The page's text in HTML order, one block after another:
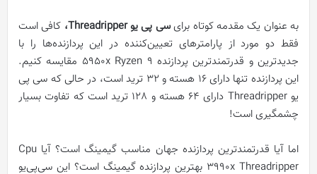
به عنوان یک مقدمه کوتاه برایسی پی یوThreadripper، کافی است
فقط دو مورد از پارامترهای تعیین‌کننده در این پردازنده‌ها را با
جدیدترین و قدرتمندترین پردازنده 5950x Ryzen 9 مقایسه کنیم.
این پردازنده تنها دارای 16 هسته و 32 ترید است، در حالی که سی پی
یو Threadripper دارای 64 هسته و 128 ترید است که تفاوت بسیار
چشمگیری است!
اما آیا قدرتمندترین پردازنده جهان مناسب گیمینگ است؟ آیا Cpu
3990x Threadripper بهترین پردازنده گیمینگ است؟ این سی‌پی‌یو